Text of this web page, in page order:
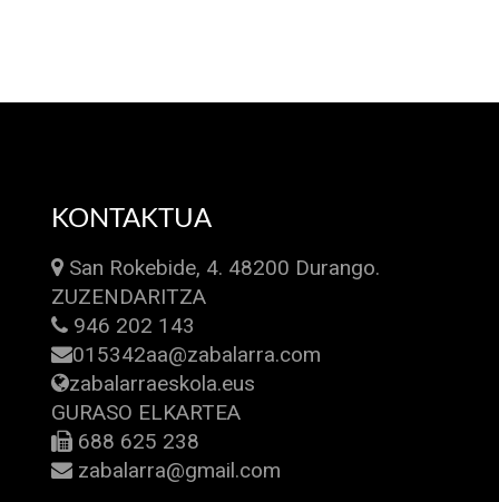
KONTAKTUA
San Rokebide, 4. 48200 Durango.
ZUZENDARITZA
946 202 143
015342aa@zabalarra.com
zabalarraeskola.eus
GURASO ELKARTEA
688 625 238
zabalarra@gmail.com